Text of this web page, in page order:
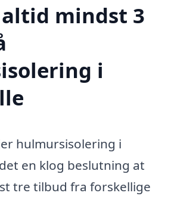
mindst 3
i
hulmursisolering i
en klog beslutning at
tre tilbud fra forskellige